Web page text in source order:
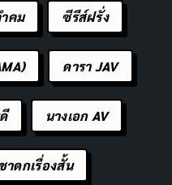
คม ซีรีส์ฝรั่ง
ดารา JAV
นางเอก AV
าดกเรื่องสั้น